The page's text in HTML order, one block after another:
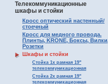
Телекоммуникационные
шкафы и стойки
Кросс оптический настенный/
стоечный
Кросс для медного провода.
Плинты, KRONE, Боксы,
Розетки
Шкафы и стойки
Стойка 1х рамная 19"
телекоммуникационная
Стойка 2х рамная 19"
телекоммуникационная